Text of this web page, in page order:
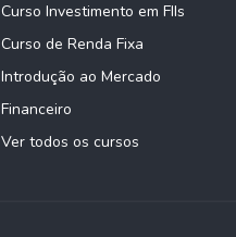
Curso Investimento em FIIs
Curso de Renda Fixa
Introdução ao Mercado
Financeiro
Ver todos os cursos